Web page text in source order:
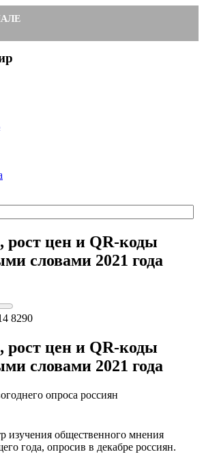
рост цен и QR-коды
словами 2021 года
8290
рост цен и QR-коды
словами 2021 года
опроса россиян
изучения общественного мнения
года, опросив в декабре россиян.